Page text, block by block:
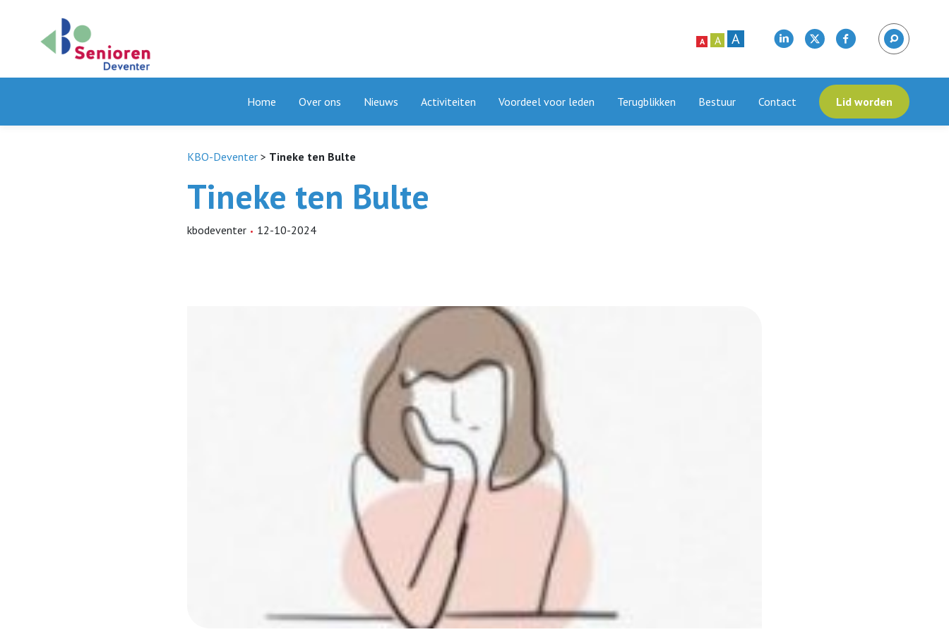
A A A
Home Over ons Nieuws Activiteiten Voordeel voor leden Terugblikken Bestuur Contact Lid worden
KBO-Deventer > Tineke ten Bulte
Tineke ten Bulte
kbodeventer 12-10-2024